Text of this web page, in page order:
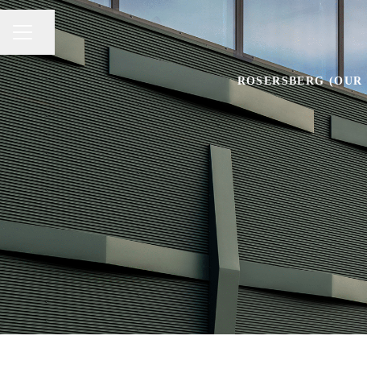
CAREER MENU
Share page
ROSERSBERG